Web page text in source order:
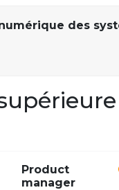
des
Product
manager